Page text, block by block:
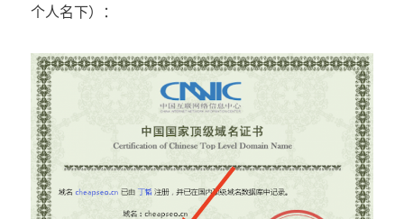
个人名下）：